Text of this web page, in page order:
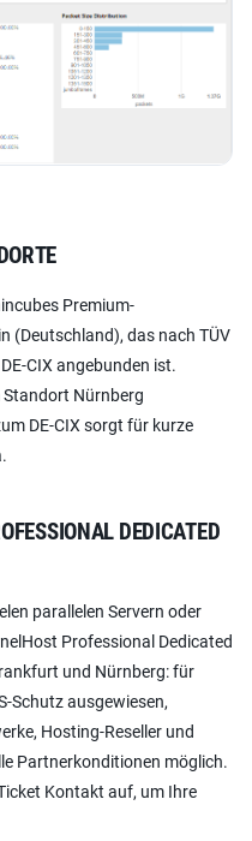
Premium-
(Deutschland), das nach TÜV
CIX angebunden ist.
Standort Nürnberg
DE-CIX sorgt für kurze
DEDICATED S
parallelen Servern oder
Professional Dedicated
und Nürnberg: für
Schutz ausgewiesen,
Hosting-Reseller und
Partnerkonditionen möglich.
Kontakt auf, um Ihre